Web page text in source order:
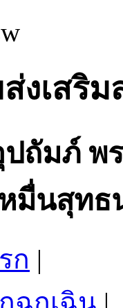
งเสริ
ถัมภ์ พร
มื่นสุทธ
ก |
ฉุกเฉิน |